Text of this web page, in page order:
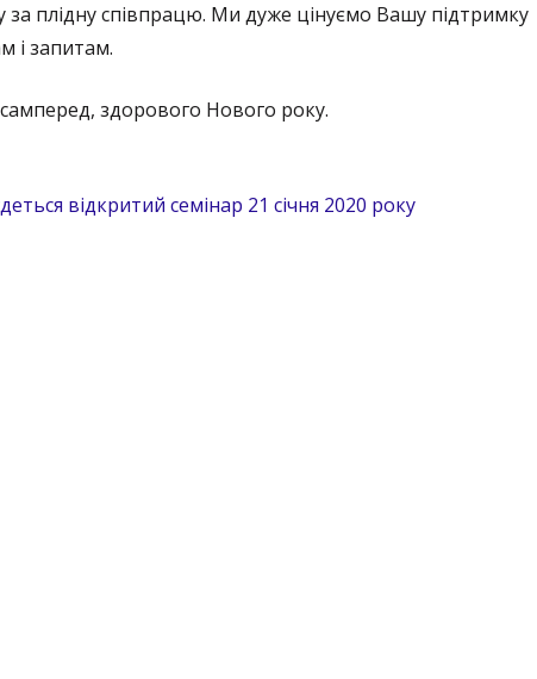
плідну співпрацю. Ми дуже цінуємо Вашу підтримку
і запитам.
здорового Нового року.
відкритий семінар 21 січня 2020 року